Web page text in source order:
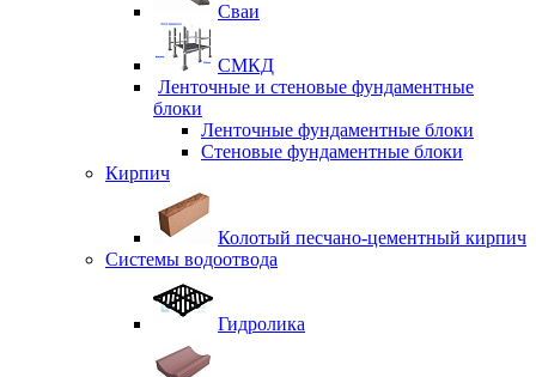
Сваи
СМКД
Ленточные и стеновые фундаментные
блоки
Ленточные фундаментные блоки
Стеновые фундаментные блоки
Кирпич
Колотый песчано-цементный кирпич
Системы водоотвода
Гидролика